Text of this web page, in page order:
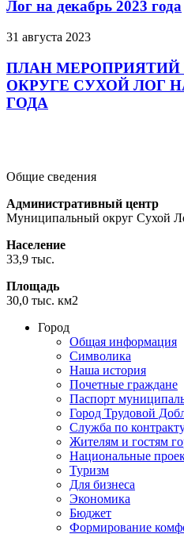
Лог на декабрь 2023 года
31 августа 2023
ПЛАН МЕРОПРИЯТИЙ
ОКРУГЕ СУХОЙ ЛОГ
ГОДА
Общие сведения
Административный центр
Муниципальный округ Сухой
Население
33,9 тыс.
Площадь
30,0 тыс. км2
Город
Общая информация
Символика
Наша история
Почетные граждане
Паспорт
Город Трудовой
Служба по
Жителям и гостям
Национальные
Туризм
Для бизнеса
Экономика
Бюджет
Формирование